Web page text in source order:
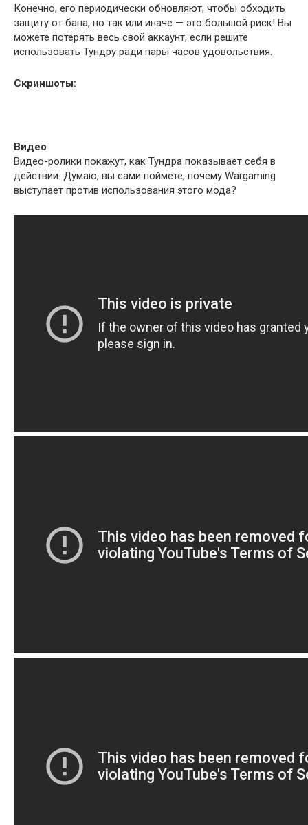
Конечно, его периодически обновляют, чтобы обходить
защиту от бана, но так или иначе — это большой риск! Вы
можете потерять весь свой аккаунт, если решите
использовать Тундру ради пары часов удовольствия.
Скриншоты:
Видео
Видео-ролики покажут, как Тундра показывает себя в
действии. Думаю, вы сами поймете, почему Wargaming
выступает против использования этого мода?